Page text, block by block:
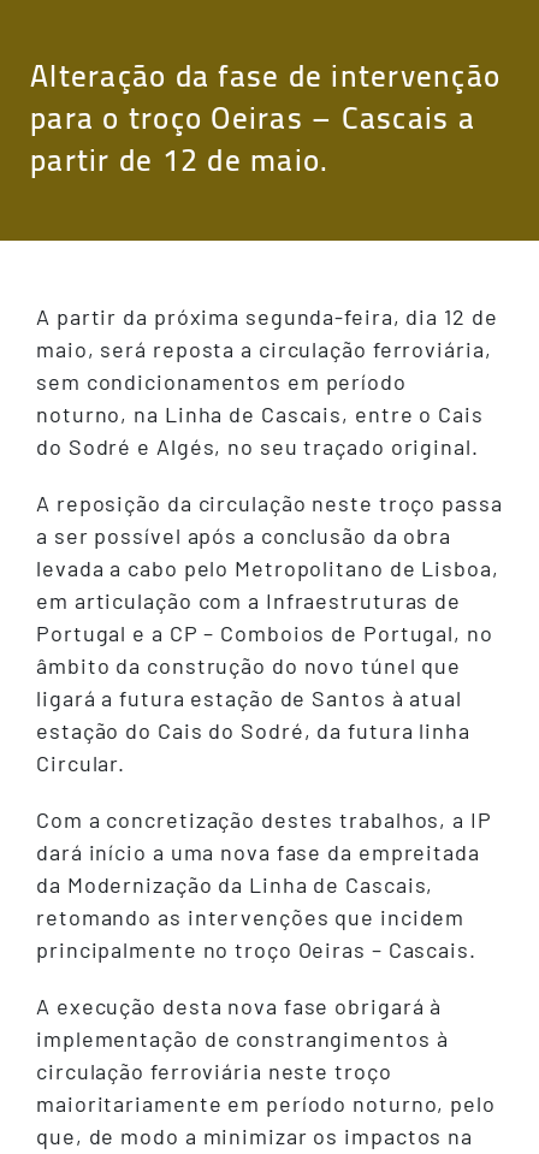
Alteração da fase de intervenção
para o troço Oeiras – Cascais a
partir de 12 de maio.
A partir da próxima segunda-feira, dia 12 de
maio, será reposta a circulação ferroviária,
sem condicionamentos em período
noturno, na Linha de Cascais, entre o Cais
do Sodré e Algés, no seu traçado original.
A reposição da circulação neste troço passa
a ser possível após a conclusão da obra
levada a cabo pelo Metropolitano de Lisboa,
em articulação com a Infraestruturas de
Portugal e a CP – Comboios de Portugal, no
âmbito da construção do novo túnel que
ligará a futura estação de Santos à atual
estação do Cais do Sodré, da futura linha
Circular.
Com a concretização destes trabalhos, a IP
dará início a uma nova fase da empreitada
da Modernização da Linha de Cascais,
retomando as intervenções que incidem
principalmente no troço Oeiras – Cascais.
A execução desta nova fase obrigará à
implementação de constrangimentos à
circulação ferroviária neste troço
maioritariamente em período noturno, pelo
que, de modo a minimizar os impactos na